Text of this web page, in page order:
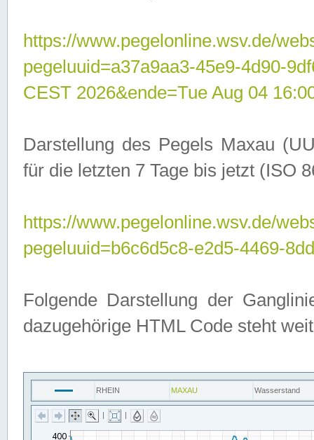
https://www.pegelonline.wsv.de/
pegeluuid=a37a9aa3-45e9-4d90-
CEST 2026&ende=Tue Aug 04
Darstellung des Pegels Maxau
für die letzten 7 Tage bis jetzt (ISO
https://www.pegelonline.wsv.de/
pegeluuid=b6c6d5c8-e2d5-4469-
Folgende Darstellung der
dazugehörige HTML Code steht